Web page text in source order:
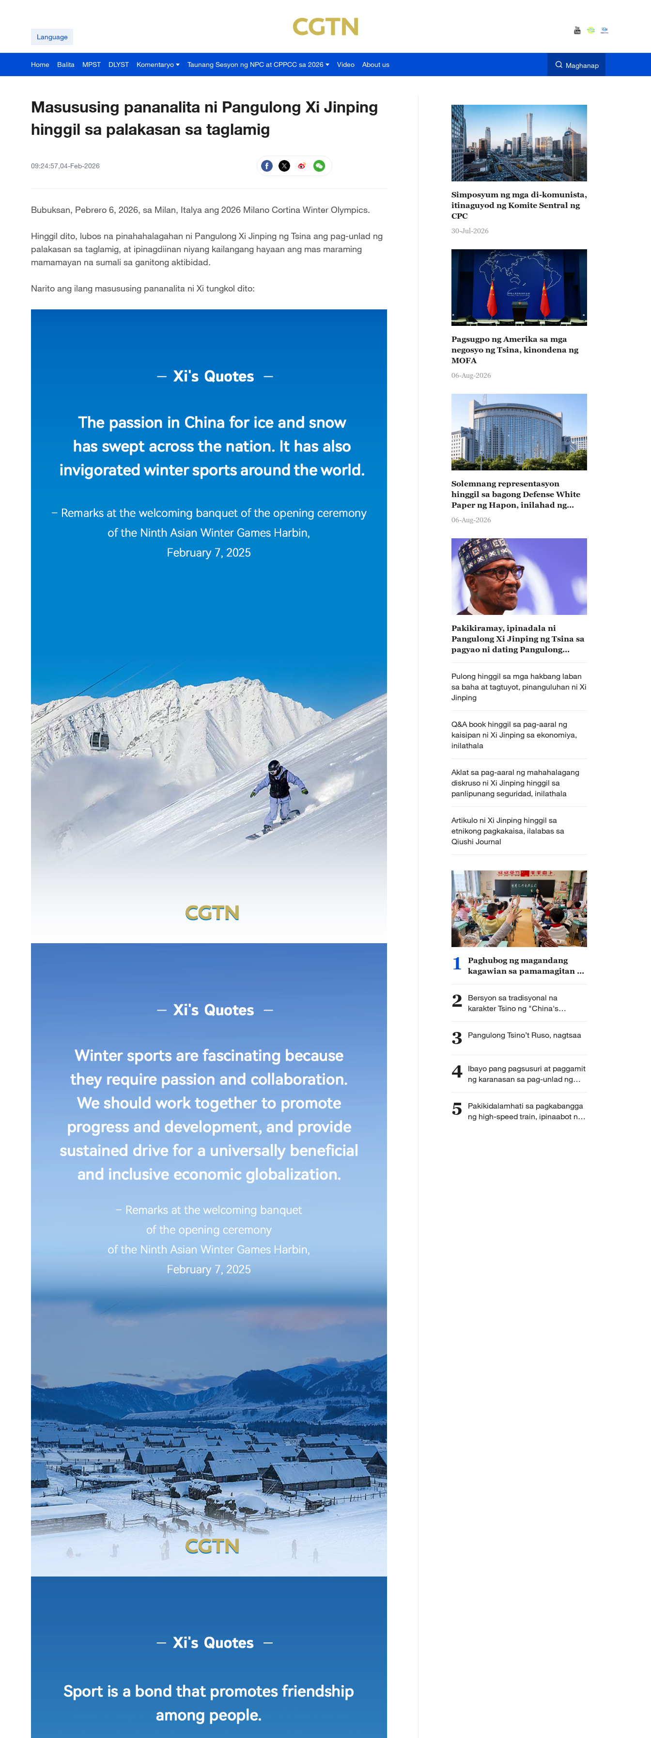
Language
Home Balita MPST DLYST Komentaryo Taunang Sesyon ng NPC at CPPCC sa 2026 Video About us Maghanap
Masususing pananalita ni Pangulong Xi Jinping
hinggil sa palakasan sa taglamig
09:24:57,04-Feb-2026
Bubuksan, Pebrero 6, 2026, sa Milan, Italya ang 2026 Milano Cortina Winter Olympics.
Hinggil dito, lubos na pinahahalagahan ni Pangulong Xi Jinping ng Tsina ang pag-unlad ng
palakasan sa taglamig, at ipinagdiinan niyang kailangang hayaan ang mas maraming
mamamayan na sumali sa ganitong aktibidad.
Narito ang ilang masususing pananalita ni Xi tungkol dito:
Simposyum ng mga di-komunista,
itinaguyod ng Komite Sentral ng
CPC
30-Jul-2026
Pagsugpo ng Amerika sa mga
negosyo ng Tsina, kinondena ng
MOFA
06-Aug-2026
Solemnang representasyon
hinggil sa bagong Defense White
Paper ng Hapon, inilahad ng
Tsina
06-Aug-2026
Pakikiramay, ipinadala ni
Pangulong Xi Jinping ng Tsina sa
pagyao ni dating Pangulong
Pulong hinggil sa mga hakbang laban
sa baha at tagtuyot, pinanguluhan ni Xi
Jinping
Q&A book hinggil sa pag-aaral ng
kaisipan ni Xi Jinping sa ekonomiya,
inilathala
Aklat sa pag-aaral ng mahahalagang
diskruso ni Xi Jinping hinggil sa
panlipunang seguridad, inilathala
Artikulo ni Xi Jinping hinggil sa
etnikong pagkakaisa, ilalabas sa
Qiushi Journal
1
Paghubog ng magandang
kagawian sa pamamagitan ng
edukasyon, ipinagdiinan ni
Xi Jinping
2
Bersyon sa tradisyonal na
karakter Tsino ng "China's
Governance Under Xi Jinping's
Kong
3 Pangulong Tsino’t Ruso, nagtsaa
4 Ibayo pang pagsusuri at paggamit
ng karanasan sa pag-unlad ng
Yiwu, hiniling ni Xi Jinping
5
Pakikidalamhati sa pagkabangga
ng high-speed train, ipinaabot ni